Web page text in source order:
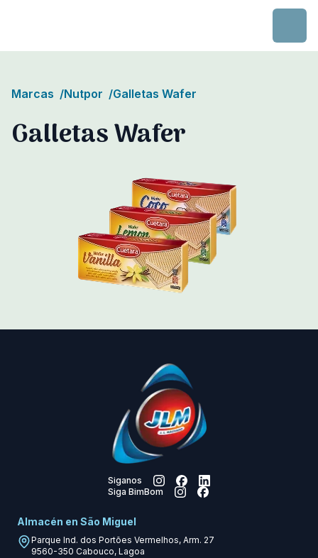
Marcas /Nutpor /Galletas Wafer
Galletas Wafer
Siganos
Siga BimBom
Almacén en São Miguel
Parque Ind. dos Portões Vermelhos, Arm. 27
9560-350 Cabouco, Lagoa